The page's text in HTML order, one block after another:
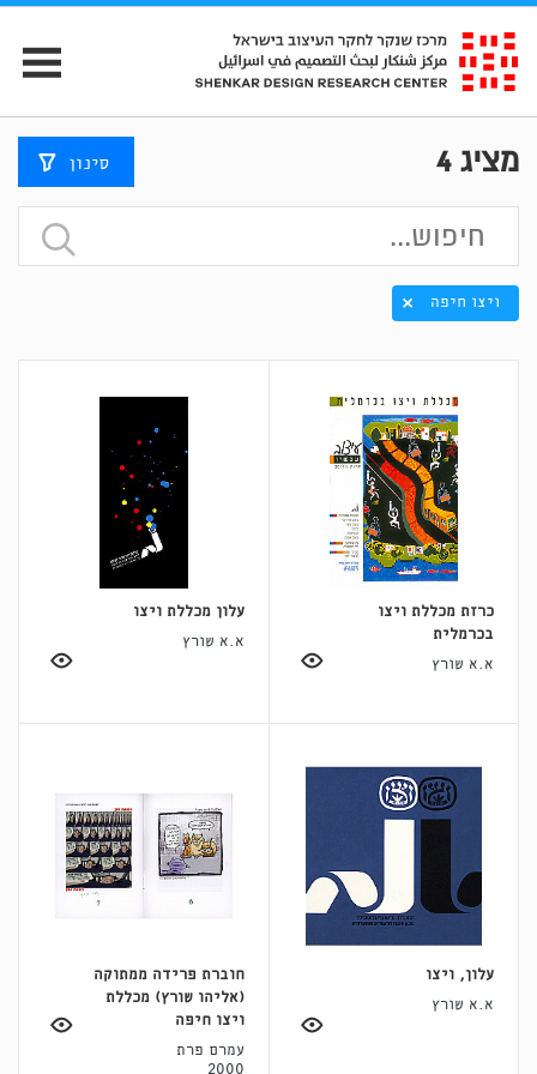
מציג4 סינון
ויצו חיפה
כרזת מכללת ויצו
בכרמלית
א.א שורץ
עלון מכללת ויצו
א.א שורץ
עלון, ויצו
א.א שורץ
חוברת פרידה ממתוקה
(אליהו שורץ) מכללת
ויצו חיפה
עמרם פרת
2000